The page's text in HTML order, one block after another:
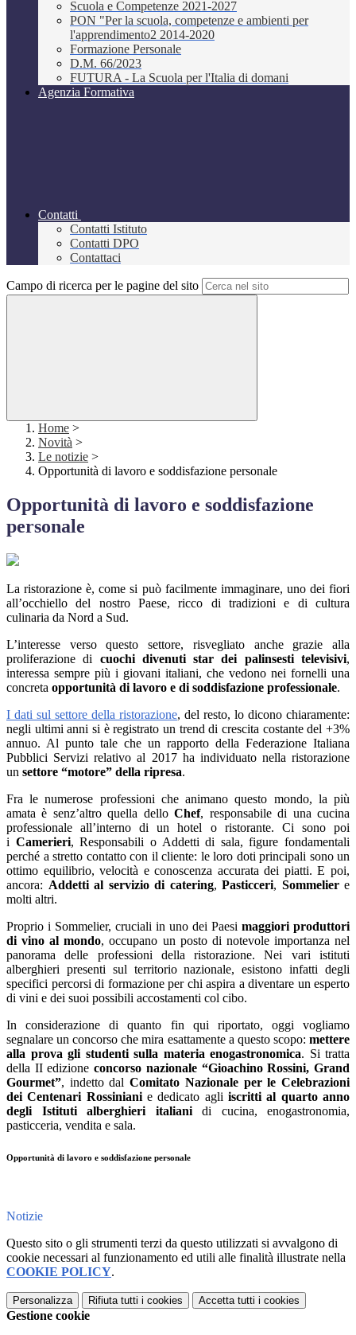
Scuola e Competenze 2021-2027
PON "Per la scuola, competenze e ambienti per
l'apprendimento2 2014-2020
Formazione Personale
D.M. 66/2023
FUTURA - La Scuola per l'Italia di domani
Agenzia Formativa
Contatti
Contatti Istituto
Contatti DPO
Contattaci
Campo di ricerca per le pagine del sito
Home >
Novità >
Le notizie >
Opportunità di lavoro e soddisfazione personale
Opportunità di lavoro e soddisfazione
personale
La ristorazione è, come si può facilmente immaginare, uno dei fiori
all’occhiello del nostro Paese, ricco di tradizioni e di cultura
culinaria da Nord a Sud.
L’interesse verso questo settore, risvegliato anche grazie alla
proliferazione di cuochi divenuti star dei palinsesti televisivi,
interessa sempre più i giovani italiani, che vedono nei fornelli una
concreta opportunità di lavoro e di soddisfazione professionale.
I dati sul settore della ristorazione, del resto, lo dicono chiaramente:
negli ultimi anni si è registrato un trend di crescita costante del +3%
annuo. Al punto tale che un rapporto della Federazione Italiana
Pubblici Servizi relativo al 2017 ha individuato nella ristorazione
un settore “motore” della ripresa.
Fra le numerose professioni che animano questo mondo, la più
amata è senz’altro quella delloChef, responsabile di una cucina
professionale all’interno di un hotel o ristorante. Ci sono poi
i Camerieri, Responsabili o Addetti di sala, figure fondamentali
perché a stretto contatto con il cliente: le loro doti principali sono un
ottimo equilibrio, velocità e conoscenza accurata dei piatti. E poi,
ancora: Addetti al servizio di catering, Pasticceri, Sommeliere
molti altri.
Proprio i Sommelier, cruciali in uno dei Paesi maggiori produttori
di vino al mondo, occupano un posto di notevole importanza nel
panorama delle professioni della ristorazione. Nei vari istituti
alberghieri presenti sul territorio nazionale, esistono infatti degli
specifici percorsi di formazione per chi aspira a diventare un esperto
di vini e dei suoi possibili accostamenti col cibo.
In considerazione di quanto fin qui riportato, oggi vogliamo
segnalare un concorso che mira esattamente a questo scopo: mettere
alla prova gli studenti sulla materia enogastronomica. Si tratta
della II edizioneconcorso nazionale “Gioachino Rossini, Grand
Gourmet”, indetto dalComitato Nazionale per le Celebrazioni
dei Centenari Rossinianie dedicato agliiscritti al quarto anno
degli Istituti alberghieri italianidi cucina, enogastronomia,
pasticceria, vendita e sala.
Opportunità di lavoro e soddisfazione personale
Notizie
Questo sito o gli strumenti terzi da questo utilizzati si avvalgono di
cookie necessari al funzionamento ed utili alle finalità illustrate nella
COOKIE POLICY.
Personalizza Rifiuta tutti i cookies Accetta tutti i cookies
Gestione cookie